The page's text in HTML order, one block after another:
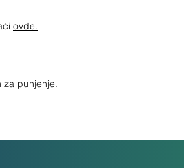
ovde.
za punjenje.